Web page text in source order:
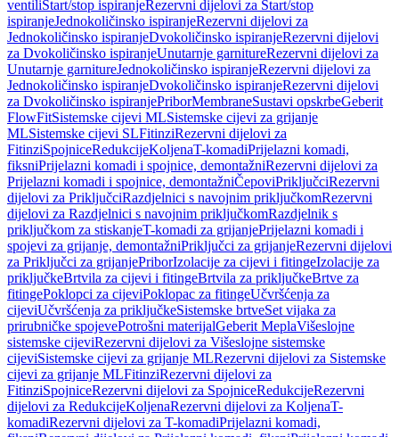
ventiliStart/stop ispiranjeRezervni dijelovi za Start/stop
ispiranjeJednokoličinsko ispiranjeRezervni dijelovi za
Jednokoličinsko ispiranjeDvokoličinsko ispiranjeRezervni dijelovi
za Dvokoličinsko ispiranjeUnutarnje garnitureRezervni dijelovi za
Unutarnje garnitureJednokoličinsko ispiranjeRezervni dijelovi za
Jednokoličinsko ispiranjeDvokoličinsko ispiranjeRezervni dijelovi
za Dvokoličinsko ispiranjePriborMembraneSustavi opskrbeGeberit
FlowFitSistemske cijevi MLSistemske cijevi za grijanje
MLSistemske cijevi SLFitinziRezervni dijelovi za
FitinziSpojniceRedukcijeKoljenaT-komadiPrijelazni komadi,
fiksniPrijelazni komadi i spojnice, demontažniRezervni dijelovi za
Prijelazni komadi i spojnice, demontažniČepoviPriključciRezervni
dijelovi za PriključciRazdjelnici s navojnim priključkomRezervni
dijelovi za Razdjelnici s navojnim priključkomRazdjelnik s
priključkom za stiskanjeT-komadi za grijanjePrijelazni komadi i
spojevi za grijanje, demontažniPriključci za grijanjeRezervni dijelovi
za Priključci za grijanjePriborIzolacije za cijevi i fitingeIzolacije za
priključkeBrtvila za cijevi i fitingeBrtvila za priključkeBrtve za
fitingePoklopci za cijeviPoklopac za fitingeUčvršćenja za
cijeviUčvršćenja za priključkeSistemske brtveSet vijaka za
prirubničke spojevePotrošni materijalGeberit MeplaVišeslojne
sistemske cijeviRezervni dijelovi za Višeslojne sistemske
cijeviSistemske cijevi za grijanje MLRezervni dijelovi za Sistemske
cijevi za grijanje MLFitinziRezervni dijelovi za
FitinziSpojniceRezervni dijelovi za SpojniceRedukcijeRezervni
dijelovi za RedukcijeKoljenaRezervni dijelovi za KoljenaT-
komadiRezervni dijelovi za T-komadiPrijelazni komadi,